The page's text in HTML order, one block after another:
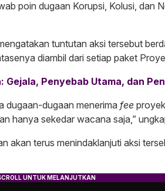
poin dugaan Korupsi, Kolusi, dan
tuntutan aksi tersebut
diambil dari setiap paket
Gejala, Penyebab Utama, dan
dugaan-dugaan menerima fee
hanya sekedar wacana saja,”
akan terus menindaklanjuti aksi